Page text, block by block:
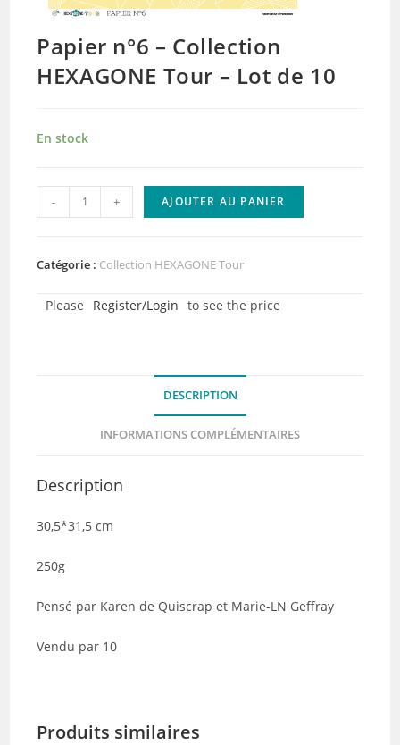
Papier n°6 – Collection
HEXAGONE Tour – Lot de 10
En stock
quantité
de
n°6
Collection
- + AJOUTER AU PANIER
Catégorie : Collection HEXAGONE Tour
Please Register/Login to see the price
DESCRIPTION
INFORMATIONS COMPLÉMENTAIRES
Description
30,5*31,5 cm
250g
Pensé par Karen de Quiscrap et Marie-LN Geffray
Vendu par 10
Produits similaires